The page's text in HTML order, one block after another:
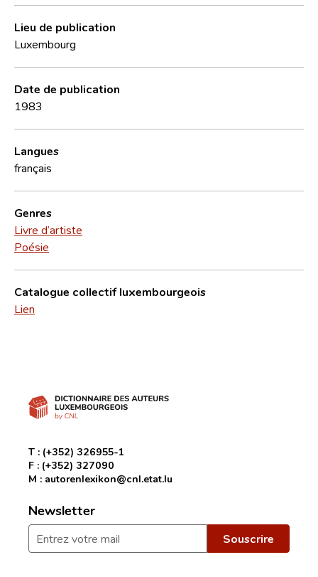
Lieu de publication
Luxembourg
Date de publication
1983
Langues
français
Genres
Livre d’artiste
Poésie
Catalogue collectif luxembourgeois
Lien
T : (+352) 326955-1
F : (+352) 327090
M : autorenlexikon@cnl.etat.lu
Newsletter